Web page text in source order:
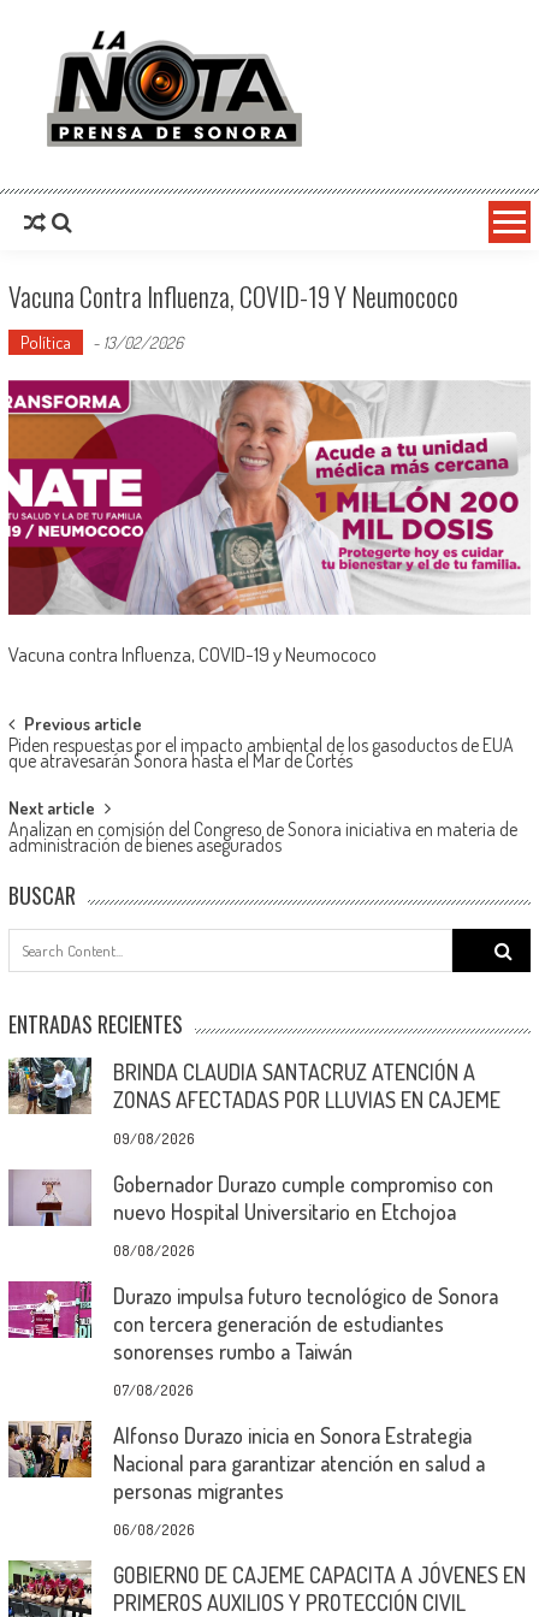
La Nota Prensa De Sonora
Vacuna Contra Influenza, COVID-19 Y Neumococo
Política - 13/02/2026
Vacuna contra Influenza, COVID-19 y Neumococo
Post
navigation
Previous article
Piden respuestas por el impacto ambiental de los gasoductos de EUA
que atravesarán Sonora hasta el Mar de Cortés
Next article
Analizan en comisión del Congreso de Sonora iniciativa en materia de
administración de bienes asegurados
BUSCAR
Search
for:
ENTRADAS RECIENTES
BRINDA CLAUDIA SANTACRUZ ATENCIÓN A
ZONAS AFECTADAS POR LLUVIAS EN CAJEME
09/08/2026
Gobernador Durazo cumple compromiso con
nuevo Hospital Universitario en Etchojoa
08/08/2026
Durazo impulsa futuro tecnológico de Sonora
con tercera generación de estudiantes
sonorenses rumbo a Taiwán
07/08/2026
Alfonso Durazo inicia en Sonora Estrategia
Nacional para garantizar atención en salud a
personas migrantes
06/08/2026
GOBIERNO DE CAJEME CAPACITA A JÓVENES EN
PRIMEROS AUXILIOS Y PROTECCIÓN CIVIL